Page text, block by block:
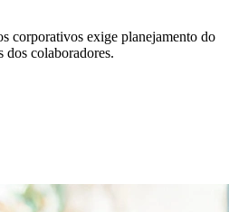
corporativos exige planejamento do
dos colaboradores.